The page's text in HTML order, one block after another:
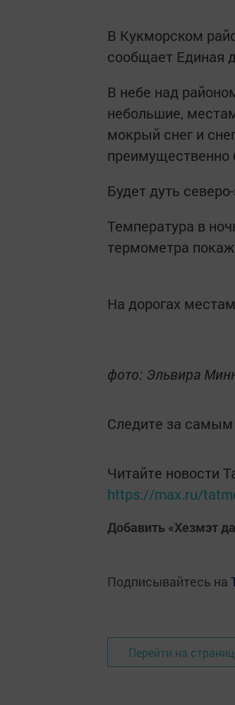
В Кукморском
сообщает Единая
В небе над
небольшие,
мокрый снег и
преимущественно
Будет дуть
Температура в
термометра
На дорогах
фото: Эльвира
Следите за
Читайте новости
https://max.ru/
Добавить «Хезмэт
Подписывайтесь на
Перейти на